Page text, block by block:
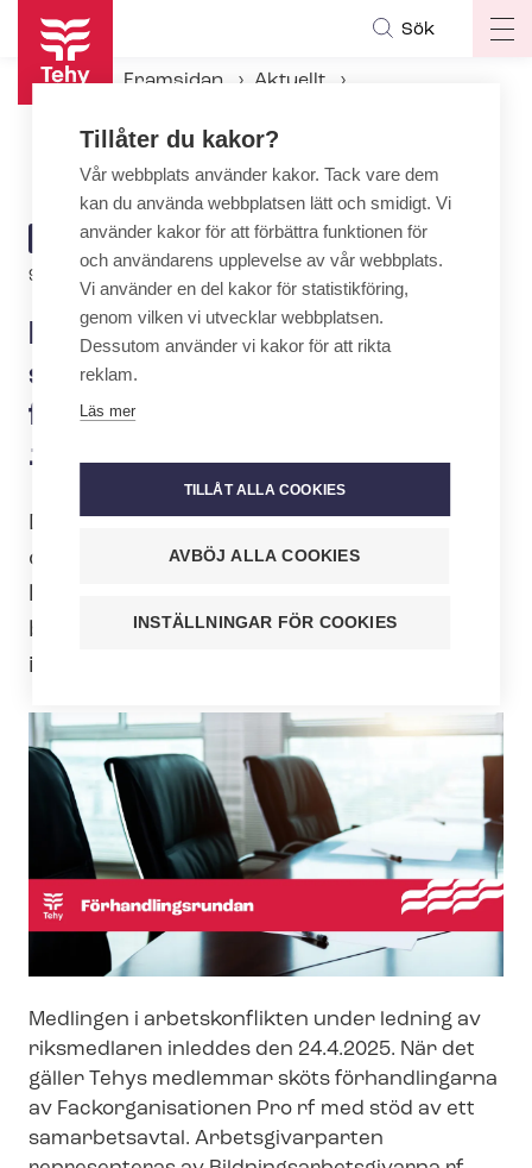
Hoppa
huvudinnehåll
Sök
Framsidan
Aktuellt
ARTICLE
CATEGORY
AKTUELLT
9.5.2025 | 19:36
Förlikningen i uni­ver­si­tets­
sek­torns arbetskonflikt
fortsätter måndagen den
12.5.
Det har förts intensiva förhandlingar
om det allmänna tjänste- och ar­betskol­
lek­tivav­ta­let för universiteten sedan
början av februari, men ännu har man
inte nått en överenskommelse.
Medlingen i arbetskonflikten under ledning av
riksmedlaren inleddes den 24.4.2025. När det
gäller Tehys medlemmar sköts förhandlingarna
av Fack­or­ga­ni­sa­tio­nen Pro rf med stöd av ett
samarbetsavtal. Arbetsgivarparten
Tillåter du kakor?
Vår webbplats använder kakor. Tack vare dem
kan du använda webbplatsen lätt och smidigt. Vi
använder kakor för att förbättra funktionen för
och användarens upplevelse av vår webbplats.
Vi använder en del kakor för statistikföring,
genom vilken vi utvecklar webbplatsen.
Dessutom använder vi kakor för att rikta
reklam.
Läs mer
TILLÅT ALLA COOKIES
AVBÖJ ALLA COOKIES
INSTÄLLNINGAR FÖR COOKIES